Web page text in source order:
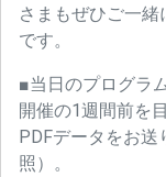
さまもぜひご一
です。
■当日のプログラ
開催の1週間前を
PDFデータをお
照）。